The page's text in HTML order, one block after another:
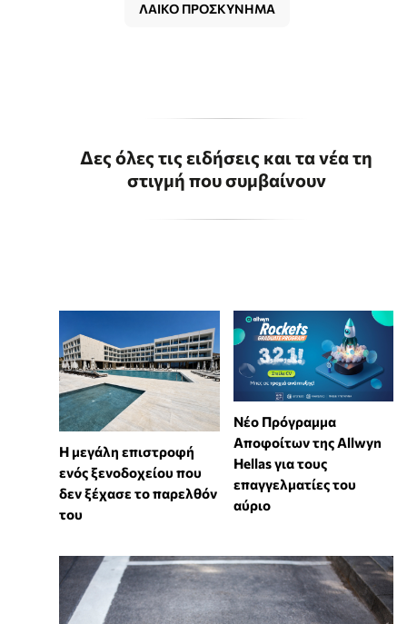
ΛΑΙΚΟ ΠΡΟΣΚΥΝΗΜΑ
Δες όλες τις ειδήσεις και τα νέα τη
στιγμή που συμβαίνουν
Η μεγάλη επιστροφή
ενός ξενοδοχείου που
δεν ξέχασε το παρελθόν
του
Νέο Πρόγραμμα
Αποφοίτων της Allwyn
Hellas για τους
επαγγελματίες του
αύριο